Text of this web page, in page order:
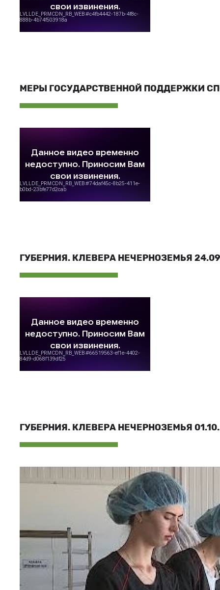
МЕРЫ ГОСУДАРСТВЕННОЙ ПОДДЕРЖКИ
ГУБЕРНИЯ. КЛЕВЕРА НЕЧЕРНОЗЕМЬЯ
ГУБЕРНИЯ. КЛЕВЕРА НЕЧЕРНОЗЕМЬЯ